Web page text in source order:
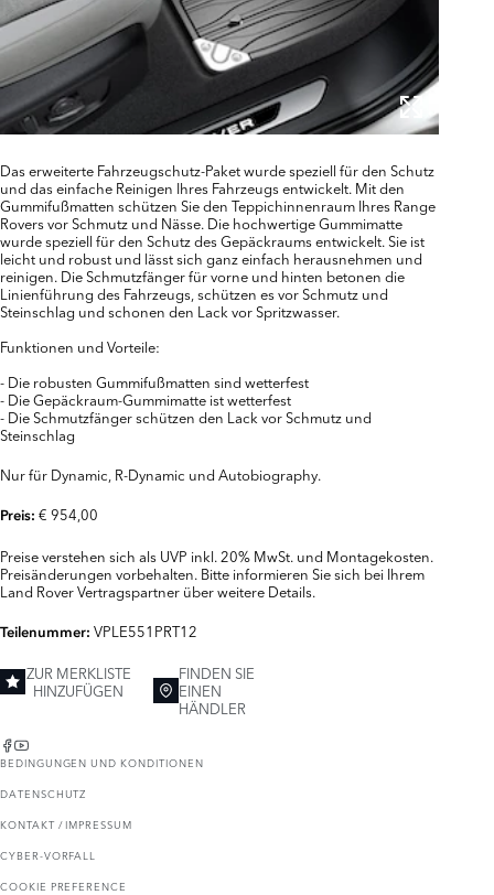
Das erweiterte Fahrzeugschutz-Paket wurde speziell für den Schutz
und das einfache Reinigen Ihres Fahrzeugs entwickelt. Mit den
Gummifußmatten schützen Sie den Teppichinnenraum Ihres Range
Rovers vor Schmutz und Nässe. Die hochwertige Gummimatte
wurde speziell für den Schutz des Gepäckraums entwickelt. Sie ist
leicht und robust und lässt sich ganz einfach herausnehmen und
reinigen. Die Schmutzfänger für vorne und hinten betonen die
Linienführung des Fahrzeugs, schützen es vor Schmutz und
Steinschlag und schonen den Lack vor Spritzwasser.
Funktionen und Vorteile:
- Die robusten Gummifußmatten sind wetterfest
- Die Gepäckraum-Gummimatte ist wetterfest
- Die Schmutzfänger schützen den Lack vor Schmutz und
Steinschlag
Nur für Dynamic, R-Dynamic und Autobiography.
Preis: € 954,00
Preise verstehen sich als UVP inkl. 20% MwSt. und Montagekosten.
Preisänderungen vorbehalten. Bitte informieren Sie sich bei Ihrem
Land Rover Vertragspartner über weitere Details.
Teilenummer: VPLE551PRT12
ZUR MERKLISTE
HINZUFÜGEN
FINDEN SIE
EINEN
HÄNDLER
BEDINGUNGEN UND KONDITIONEN
DATENSCHUTZ
KONTAKT / IMPRESSUM
CYBER-VORFALL
COOKIE PREFERENCE